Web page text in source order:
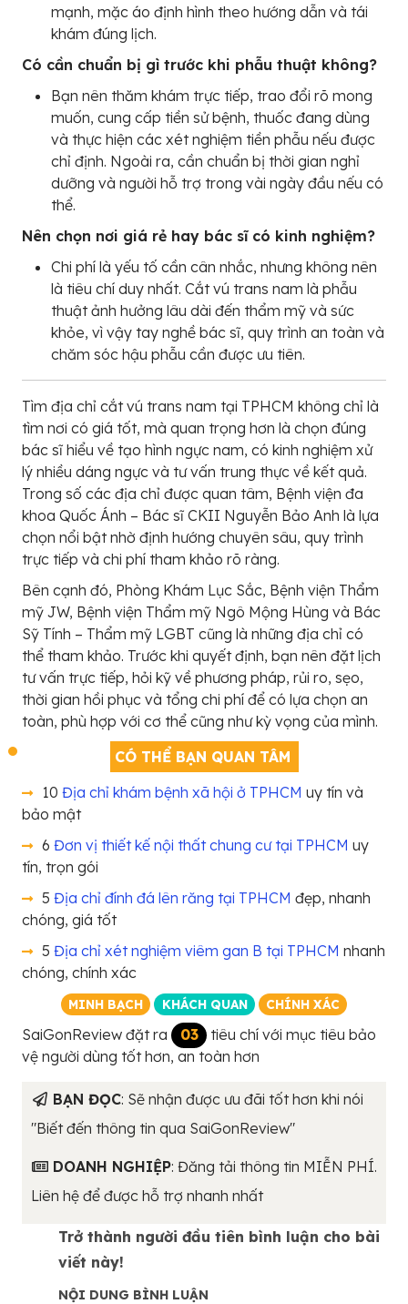
mạnh, mặc áo định hình theo hướng dẫn và tái
khám đúng lịch.
Có cần chuẩn bị gì trước khi phẫu thuật không?
Bạn nên thăm khám trực tiếp, trao đổi rõ mong
muốn, cung cấp tiền sử bệnh, thuốc đang dùng
và thực hiện các xét nghiệm tiền phẫu nếu được
chỉ định. Ngoài ra, cần chuẩn bị thời gian nghỉ
dưỡng và người hỗ trợ trong vài ngày đầu nếu có
thể.
Nên chọn nơi giá rẻ hay bác sĩ có kinh nghiệm?
Chi phí là yếu tố cần cân nhắc, nhưng không nên
là tiêu chí duy nhất. Cắt vú trans nam là phẫu
thuật ảnh hưởng lâu dài đến thẩm mỹ và sức
khỏe, vì vậy tay nghề bác sĩ, quy trình an toàn và
chăm sóc hậu phẫu cần được ưu tiên.
Tìm địa chỉ cắt vú trans nam tại TPHCM không chỉ là
tìm nơi có giá tốt, mà quan trọng hơn là chọn đúng
bác sĩ hiểu về tạo hình ngực nam, có kinh nghiệm xử
lý nhiều dáng ngực và tư vấn trung thực về kết quả.
Trong số các địa chỉ được quan tâm, Bệnh viện đa
khoa Quốc Ánh – Bác sĩ CKII Nguyễn Bảo Anh là lựa
chọn nổi bật nhờ định hướng chuyên sâu, quy trình
trực tiếp và chi phí tham khảo rõ ràng.
Bên cạnh đó, Phòng Khám Lục Sắc, Bệnh viện Thẩm
mỹ JW, Bệnh viện Thẩm mỹ Ngô Mộng Hùng và Bác
Sỹ Tính – Thẩm mỹ LGBT cũng là những địa chỉ có
thể tham khảo. Trước khi quyết định, bạn nên đặt lịch
tư vấn trực tiếp, hỏi kỹ về phương pháp, rủi ro, sẹo,
thời gian hồi phục và tổng chi phí để có lựa chọn an
toàn, phù hợp với cơ thể cũng như kỳ vọng của mình.
CÓ THỂ BẠN QUAN TÂM
10 Địa chỉ khám bệnh xã hội ở TPHCM uy tín và
bảo mật
6 Đơn vị thiết kế nội thất chung cư tại TPHCM uy
tín, trọn gói
5 Địa chỉ đính đá lên răng tại TPHCM đẹp, nhanh
chóng, giá tốt
5 Địa chỉ xét nghiệm viêm gan B tại TPHCM nhanh
chóng, chính xác
MINH BẠCH KHÁCH QUAN CHÍNH XÁC
SaiGonReview đặt ra 03
tiêu chí với mục tiêu bảo
vệ người dùng tốt hơn, an toàn hơn
BẠN ĐỌC: Sẽ nhận được ưu đãi tốt hơn khi nói
"Biết đến thông tin qua SaiGonReview"
DOANH NGHIỆP: Đăng tải thông tin MIỄN PHÍ.
Liên hệ để được hỗ trợ nhanh nhất
Trở thành người đầu tiên bình luận cho bài
viết này!
NỘI DUNG BÌNH LUẬN